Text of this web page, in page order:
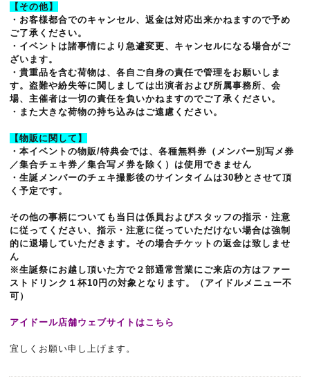
【その他】
・お客様都合でのキャンセル、返金は対応出来かねますので予め
ご了承ください。
・イベントは諸事情により急遽変更、キャンセルになる場合がご
ざいます。
・貴重品を含む荷物は、各自ご自身の責任で管理をお願いしま
す。盗難や紛失等に関しましては出演者および所属事務所、会
場、主催者は一切の責任を負いかねますのでご了承ください。
・また大きな荷物の持ち込みはご遠慮ください。
【物販に関して】
・本イベントの物販/特典会では、各種無料券（メンバー別写メ券
／集合チェキ券／集合写メ券を除く）は使用できません
・生誕メンバーのチェキ撮影後のサインタイムは30秒とさせて頂
く予定です。
その他の事柄についても当日は係員およびスタッフの指示・注意
に従ってください、指示・注意に従っていただけない場合は強制
的に退場していただきます。その場合チケットの返金は致しませ
ん
※生誕祭にお越し頂いた方で２部通常営業にご来店の方はファー
ストドリンク１杯10円の対象となります。（アイドルメニュー不
可）
アイドール店舗ウェブサイトはこちら
宜しくお願い申し上げます。